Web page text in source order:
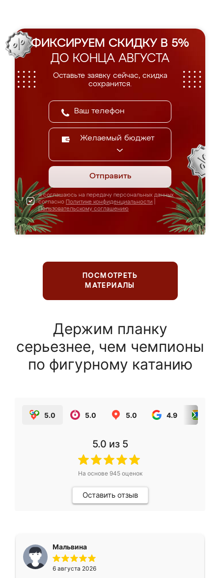
ФИКСИРУЕМ СКИДКУ В 5%
ДО КОНЦА АВГУСТА
Оставьте заявку сейчас, скидка
сохранится.
Желаемый бюджет
Отправить
Я соглашаюсь на передачу персональных данных
согласно Политике конфиденциальности
Пользовательскому соглашению
ПОСМОТРЕТЬ
МАТЕРИАЛЫ
Держим планку
серьезнее, чем чемпионы
по фигурному катанию
5.0 5.0 5.0 4.9
5.0 из 5
На основе 945оценок
Оставить отзыв
Мальвина
6 августа 2026